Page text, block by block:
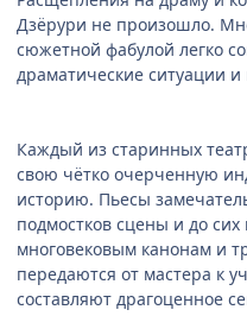
Дзёрури не произошло.
сюжетной фабулой легко
драматические ситуации
Каждый из старинных
свою чётко очерченную
историю. Пьесы
подмостков сцены и до
многовековым канонам и
передаются от мастера к
составляют драгоценное